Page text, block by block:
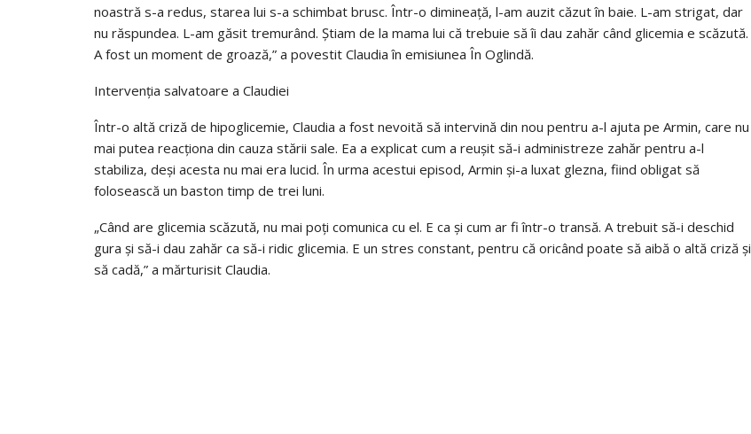
noastră s-a redus, starea lui s-a schimbat brusc. Într-o dimineață, l-am auzit căzut în baie. L-am strigat, dar
nu răspundea. L-am găsit tremurând. Știam de la mama lui că trebuie să îi dau zahăr când glicemia e scăzută.
A fost un moment de groază,” a povestit Claudia în emisiunea În Oglindă.
Intervenția salvatoare a Claudiei
Într-o altă criză de hipoglicemie, Claudia a fost nevoită să intervină din nou pentru a-l ajuta pe Armin, care nu
mai putea reacționa din cauza stării sale. Ea a explicat cum a reușit să-i administreze zahăr pentru a-l
stabiliza, deși acesta nu mai era lucid. În urma acestui episod, Armin și-a luxat glezna, fiind obligat să
folosească un baston timp de trei luni.
„Când are glicemia scăzută, nu mai poți comunica cu el. E ca și cum ar fi într-o transă. A trebuit să-i deschid
gura și să-i dau zahăr ca să-i ridic glicemia. E un stres constant, pentru că oricând poate să aibă o altă criză și
să cadă,” a mărturisit Claudia.